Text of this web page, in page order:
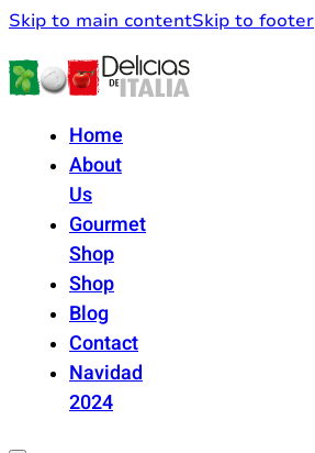
Skip to main contentSkip to footer
Home
About
Us
Gourmet
Shop
Shop
Blog
Contact
Navidad
2024